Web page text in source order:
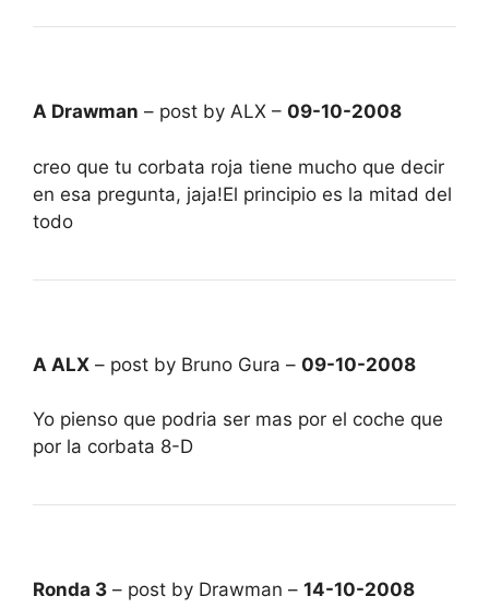
A Drawman – post by ALX – 09-10-2008
creo que tu corbata roja tiene mucho que decir
en esa pregunta, jaja!El principio es la mitad del
todo
A ALX – post by Bruno Gura – 09-10-2008
Yo pienso que podria ser mas por el coche que
por la corbata 8-D
Ronda 3 – post by Drawman – 14-10-2008